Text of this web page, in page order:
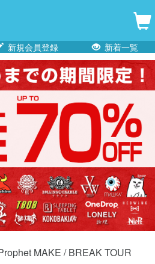
新規会員登録 新着一覧
MAKE / BREAK TOUR